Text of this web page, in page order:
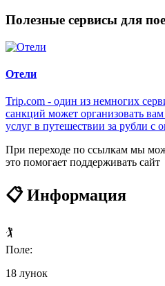
Полезные сервисы для
Отели
Trip.com - один из немногих
санкций может организовать
услуг в путешествии за рубли с
При переходе по ссылкам мы
это помогает поддерживать сайт
📋 Информация
🏌️
Поле:
18 лунок